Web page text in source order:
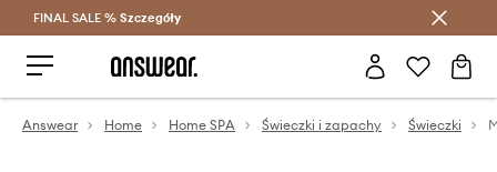
Oszczędzaj z Answear Club >
FINAL SALE % Szczegóły
Answear Home Home SPA Świeczki i zapachy Świeczki